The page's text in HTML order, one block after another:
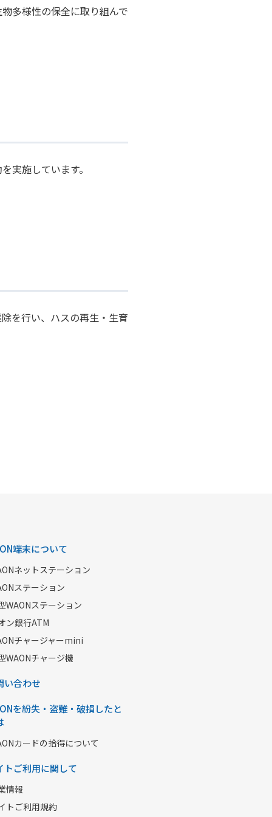
多様性の保全に取り組んで
実施しています。
を行い、ハスの再生・生育
端末について
ネットステーション
ステーション
WAONステーション
ン銀行ATM
チャージャーmini
WAONチャージ機
い合わせ
を紛失・盗難・破損したと
カードの拾得について
トご利用に関して
情報
トご利用規約